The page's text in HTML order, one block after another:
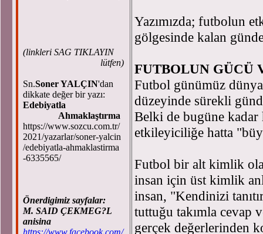
(linkleri SAG TIKLAYIN
lütfen)
Sn.Soner YALÇIN'dan
dikkate değer bir yazı:
Edebiyatla
Ahmaklaştırma
https://www.sozcu.com.tr/
2021/yazarlar/soner-yalcin
/edebiyatla-ahmaklastirma
-6335565/
Önerdigimiz sayfalar:
M. SAID ÇEKMEG?L
anisina
https://www.facebook.com/
Yazımızda; futbolun
gölgesinde kalan
FUTBOLUN GÜCÜ
Futbol günümüz
düzeyinde sürekli
Belki de bugüne
etkileyiciliğe hatta
Futbol bir alt kimlik
insan için üst kimlik
insan, "Kendinizi
tuttuğu takımla cevap
gerçek değerlerinden